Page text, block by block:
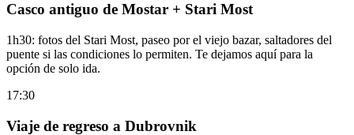
Casco antiguo de Mostar + Stari Most
1h30: fotos del Stari Most, paseo por el viejo bazar, saltadores del
puente si las condiciones lo permiten. Te dejamos aquí para la
opción de solo ida.
17:30
Viaje de regreso a Dubrovnik